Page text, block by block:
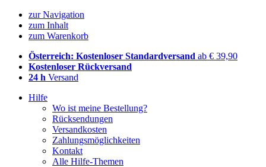
zur Navigation
zum Inhalt
zum Warenkorb
Österreich: Kostenloser Standardversand ab € 39,90
Kostenloser Rückversand
24 h Versand
Hilfe
Wo ist meine Bestellung?
Rücksendungen
Versandkosten
Zahlungsmöglichkeiten
Kontakt
Alle Hilfe-Themen